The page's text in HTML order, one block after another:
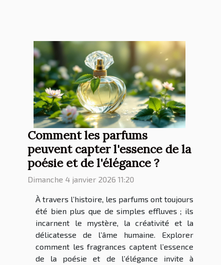
Comment les parfums
peuvent capter l'essence de la
poésie et de l'élégance ?
Dimanche 4 janvier 2026 11:20
À travers l’histoire, les parfums ont toujours
été bien plus que de simples effluves ; ils
incarnent le mystère, la créativité et la
délicatesse de l’âme humaine. Explorer
comment les fragrances captent l’essence
de la poésie et de l’élégance invite à